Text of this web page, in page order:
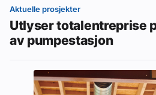
Aktuelle prosjekter
Utlyser totalentreprise
av pumpestasjon